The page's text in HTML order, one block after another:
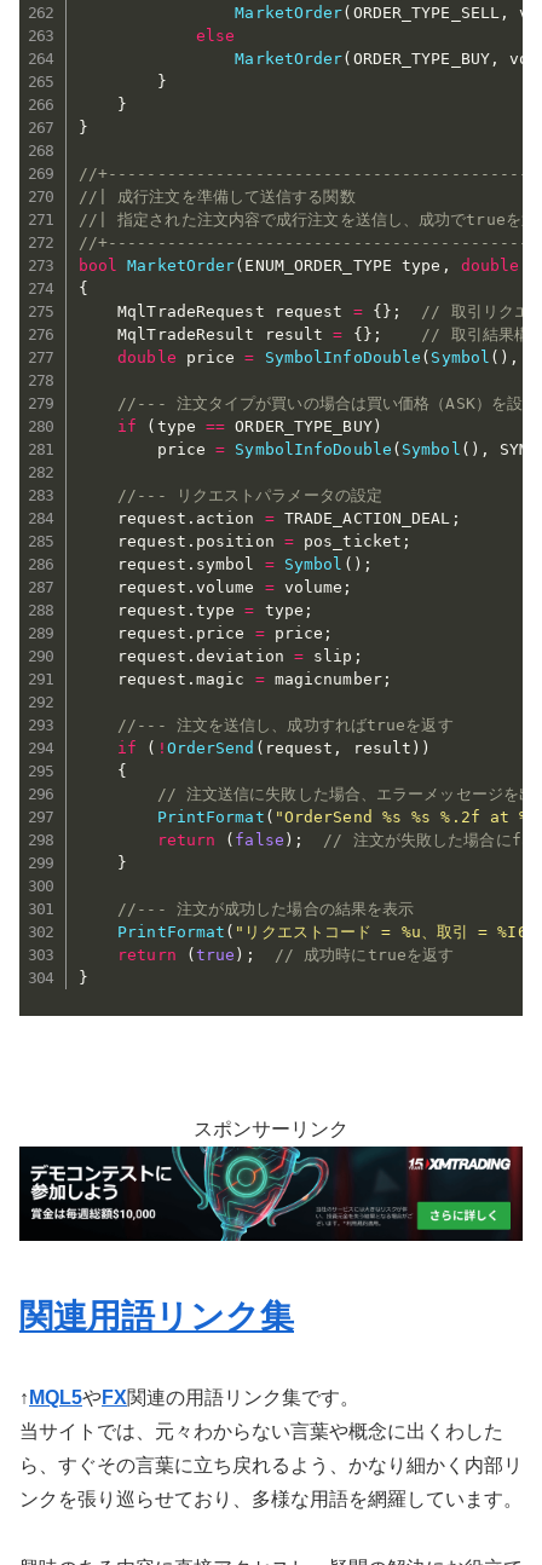
MarketOrder( ORDER_TYPE_SELL ,
else
MarketOrder( ORDER_TYPE_BUY,
}
}
}
//
//| 成行注文を準備して送信する関数
//| 指定された注文内容で成行注文を送信し、成功で
//
bool
MarketOrder( ENUM_ORDER_TYPE type , double
{
    MqlTradeRequest request
= {} ;
// 取引リクエ
    MqlTradeResult result
= {} ;
// 取引結果構
double price = SymbolInfoDouble ( Symbol ( ) ,
//--- 注文タイプが買いの場合は買い価格（ASK）を設定
if
( type == ORDER_TYPE_BUY)
        price
= SymbolInfoDouble ( Symbol ( ) ,
//--- リクエストパラメータの設定
    request
. action = TRADE_ACTION_DEAL ;
    request
. position = pos_ticket ;
    request
. symbol = Symbol ( ) ;
    request
. volume = volume ;
    request
. type = type ;
    request
. price = price ;
    request
. deviation = slip ;
    request
. magic = magicnumber;
//--- 注文を送信し、成功すればtrueを返す
if
( ! OrderSend ( request , result ) )
{
// 注文送信に失敗した場合、エラーメッセージを出
PrintFormat ( "OrderSend %s %s %.2f at
return
( false ) ;
// 注文が失敗した場合に
}
//--- 注文が成功した場合の結果を表示
PrintFormat ( "リクエストコード = %u、取引 =
return
(true ) ;
// 成功時にtrueを返す
}
スポンサーリンク
関連用語リンク集
↑ MQL5やFX関連の用語リンク集です。
当サイトでは、元々わからない言葉や概念に出くわした
ら、すぐその言葉に立ち戻れるよう、かなり細かく内部リ
ンクを張り巡らせており、多様な用語を網羅しています。